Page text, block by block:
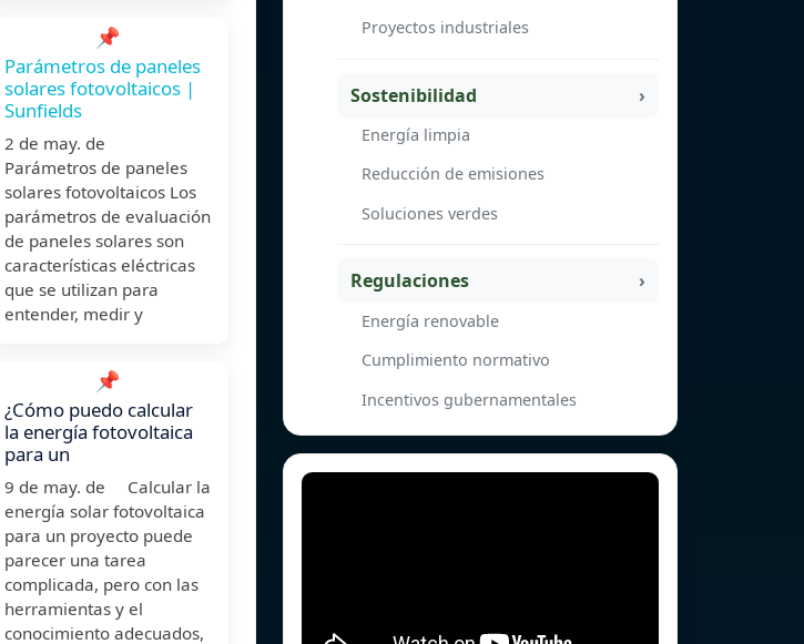
📌
Parámetros de paneles
solares fotovoltaicos |
Sunfields
2 de may. de
Parámetros de paneles
solares fotovoltaicos Los
parámetros de evaluación
de paneles solares son
características eléctricas
que se utilizan para
entender, medir y
📌
¿Cómo puedo calcular
la energía fotovoltaica
para un
9 de may. de Calcular la
energía solar fotovoltaica
para un proyecto puede
parecer una tarea
complicada, pero con las
herramientas y el
conocimiento adecuados,
Proyectos industriales
Sostenibilidad
Energía limpia
Reducción de emisiones
Soluciones verdes
Regulaciones
Energía renovable
Cumplimiento normativo
Incentivos gubernamentales